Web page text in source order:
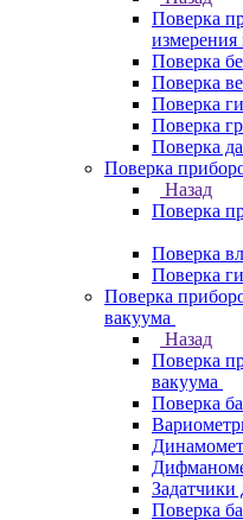
Поверка
измерения
Поверка
Поверка
Поверка
Поверка
Поверка
Поверка
Назад
Поверка
Поверка
Поверка
Поверка
вакуума
Назад
Поверка
вакуума
Поверка
Задатчики
Поверка